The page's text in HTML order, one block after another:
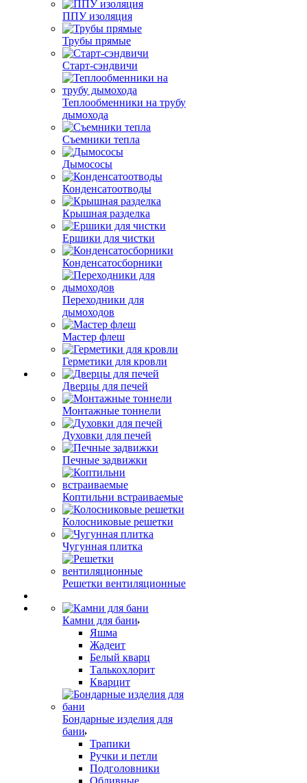
ППУ изоляция
Трубы прямые
Старт-сэндвичи
Теплообменники на трубу
дымохода
Съемники тепла
Дымососы
Конденсатоотводы
Крышная разделка
Ершики для чистки
Конденсатосборники
Переходники для
дымоходов
Мастер флеш
Герметики для кровли
Дверцы для печей
Монтажные тоннели
Духовки для печей
Печные задвижки
Коптильни встраиваемые
Колосниковые решетки
Чугунная плитка
Решетки вентиляционные
Камни для бани
Яшма
Жадеит
Белый кварц
Талькохлорит
Кварцит
Бондарные изделия для
бани
Трапики
Ручки и петли
Подголовники
Обливные